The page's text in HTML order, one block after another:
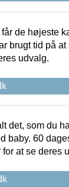
de højeste
brugt tid på
udvalg.
det, som du
baby. 60
at se deres